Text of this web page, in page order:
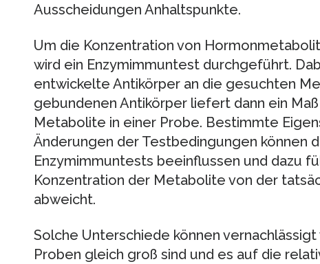
Ausscheidungen Anhaltspunkte.
Um die Konzentration von
wird ein Enzymimmuntest durchgeführt.
entwickelte Antikörper an die gesuchten
gebundenen Antikörper liefert dann ein
Metabolite in einer Probe. Bestimmte
Änderungen der Testbedingungen können
Enzymimmuntests beeinflussen und dazu
Konzentration der Metabolite von der
abweicht.
Solche Unterschiede können
Proben gleich groß sind und es auf die